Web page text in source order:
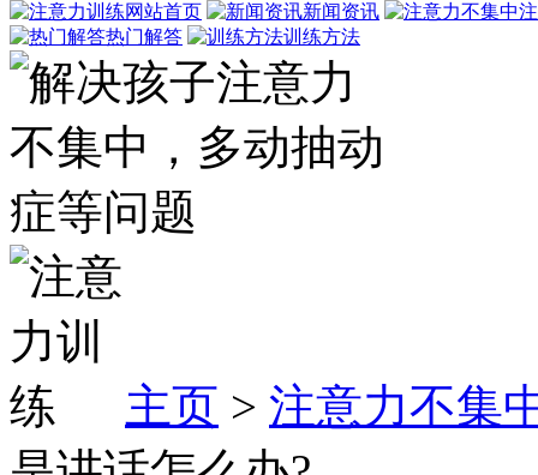
网站首页 新闻资讯
热门解答
训练方法
主页 > 注意力不集